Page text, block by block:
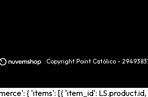
Copyright Point Católico -
{ 'items': [{ 'item_id':